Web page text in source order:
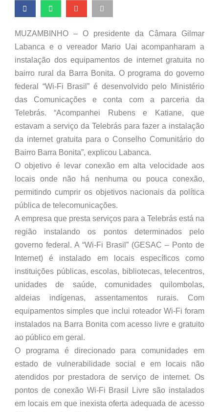
MUZAMBINHO – O presidente da Câmara Gilmar
Labanca e o vereador Mario Uai acompanharam a
instalação dos equipamentos de internet gratuita no
bairro rural da Barra Bonita. O programa do governo
federal “Wi-Fi Brasil” é desenvolvido pelo Ministério
das Comunicações e conta com a parceria da
Telebrás. “Acompanhei Rubens e Katiane, que
estavam a serviço da Telebrás para fazer a instalação
da internet gratuita para o Conselho Comunitário do
Bairro Barra Bonita”, explicou Labanca.
O objetivo é levar conexão em alta velocidade aos
locais onde não há nenhuma ou pouca conexão,
permitindo cumprir os objetivos nacionais da política
pública de telecomunicações.
A empresa que presta serviços para a Telebrás está na
região instalando os pontos determinados pelo
governo federal. A “Wi-Fi Brasil” (GESAC – Ponto de
Internet) é instalado em locais específicos como
instituições públicas, escolas, bibliotecas, telecentros,
unidades de saúde, comunidades quilombolas,
aldeias indígenas, assentamentos rurais. Com
equipamentos simples que inclui roteador Wi-Fi foram
instalados na Barra Bonita com acesso livre e gratuito
ao público em geral.
O programa é direcionado para comunidades em
estado de vulnerabilidade social e em locais não
atendidos por prestadora de serviço de internet. Os
pontos de conexão Wi-Fi Brasil Livre são instalados
em locais em que inexista oferta adequada de acesso